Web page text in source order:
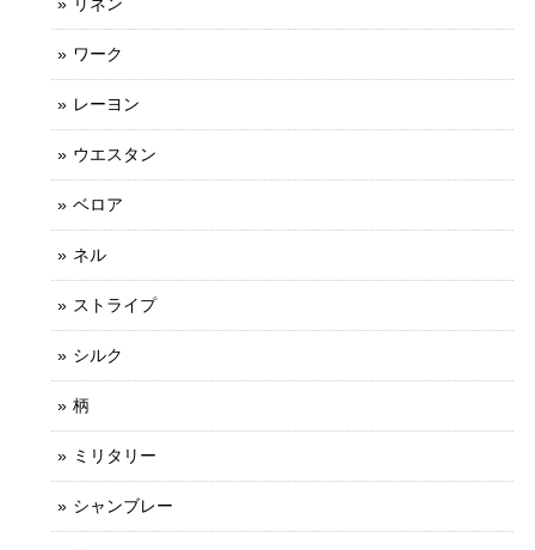
ワーク
レーヨン
ウエスタン
ベロア
ネル
ストライプ
シルク
柄
ミリタリー
シャンブレー